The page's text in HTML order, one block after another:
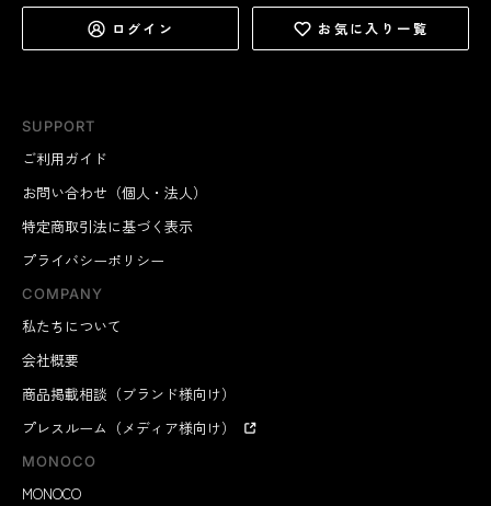
SUPPORT
ご利用ガイド
お問い合わせ（個人・法人）
特定商取引法に基づく表示
プライバシーポリシー
COMPANY
私たちについて
会社概要
商品掲載相談（ブランド様向け）
プレスルーム（メディア様向け）
MONOCO
MONOCO
ログイン お気に入り一覧